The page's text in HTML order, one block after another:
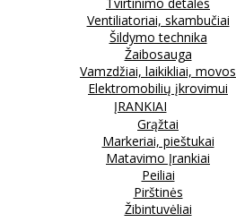
Ventiliatoriai, skambučiai
Šildymo technika
Žaibosauga
Vamzdžiai, laikikliai, movos
Elektromobilių įkrovimui
ĮRANKIAI
Grąžtai
Markeriai, pieštukai
Matavimo Įrankiai
Peiliai
Pirštinės
Žibintuvėliai